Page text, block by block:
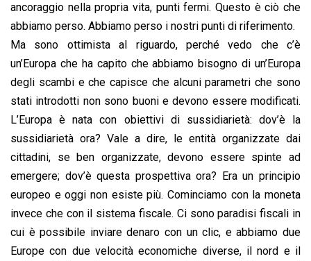
ancoraggio nella propria vita, punti fermi. Questo è ciò che
abbiamo perso. Abbiamo perso i nostri punti di riferimento.
Ma sono ottimista al riguardo, perché vedo che c’è
un’Europa che ha capito che abbiamo bisogno di un’Europa
degli scambi e che capisce che alcuni parametri che sono
stati introdotti non sono buoni e devono essere modificati.
L’Europa è nata con obiettivi di sussidiarietà: dov’è la
sussidiarietà ora? Vale a dire, le entità organizzate dai
cittadini, se ben organizzate, devono essere spinte ad
emergere; dov’è questa prospettiva ora? Era un principio
europeo e oggi non esiste più. Cominciamo con la moneta
invece che con il sistema fiscale. Ci sono paradisi fiscali in
cui è possibile inviare denaro con un clic, e abbiamo due
Europe con due velocità economiche diverse, il nord e il